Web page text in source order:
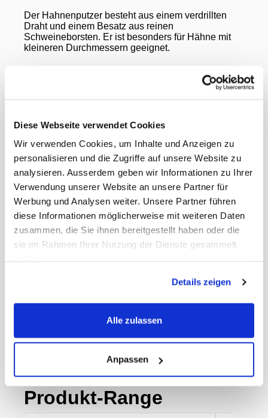
Diese Webseite verwendet Cookies
Wir verwenden Cookies, um Inhalte und Anzeigen zu
personalisieren und die Zugriffe auf unsere Website zu
analysieren. Ausserdem geben wir Informationen zu Ihrer
Verwendung unserer Website an unsere Partner für
Werbung und Analysen weiter. Unsere Partner führen
diese Informationen möglicherweise mit weiteren Daten
zusammen, die Sie ihnen bereitgestellt haben oder die
sie im Rahmen Ihrer Nutzung der Dienste gesammelt
Details zeigen
Alle zulassen
Anpassen
Der Hahnenputzer besteht aus einem verdrillten
Draht und einem Besatz aus reinen
Schweineborsten. Er ist besonders für Hähne mit
kleineren Durchmessern geeignet.
hochwertige Materialien
flexibel einsetzbar
durabel
Gewicht Liefereinheit
0.19 kg
Inhalt Originalkarton
20 Beutel
21043605
Herkunftsland
Deutschland
Diverse
Produkt-Range